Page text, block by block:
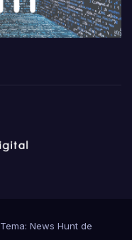
Tema: News Hunt de